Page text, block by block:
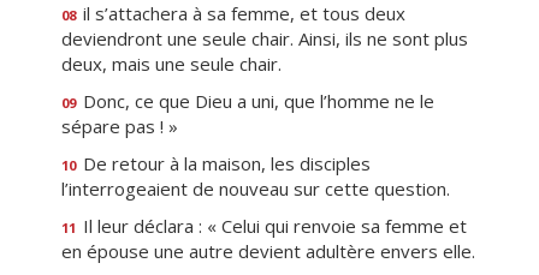
08 il s’attachera à sa femme, et tous deux
deviendront une seule chair. Ainsi, ils ne sont plus
deux, mais une seule chair.
09 Donc, ce que Dieu a uni, que l’homme ne le
sépare pas ! »
10 De retour à la maison, les disciples
l’interrogeaient de nouveau sur cette question.
11 Il leur déclara : « Celui qui renvoie sa femme et
en épouse une autre devient adultère envers elle.